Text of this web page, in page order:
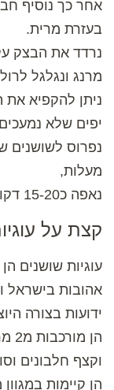
אחר כך נוסיף
בעזרת מרית.
נרדד את הבצק
מרנג ונגלגל
ניתן להקפיא
יפים שלא
מעלות,
נאפה כ15-20 דקות עד השחמה קלה, בהצלחה!
קצת על
עוגיות שושנים
אהובות בישראל
ידועות בצורה
וקצף חלבונים
הן קיימות